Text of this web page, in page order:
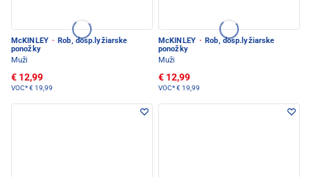
McKINLEY · Rob, dosp.lyžiarske
ponožky
Muži
€ 12,99
VOC*€ 19,99
McKINLEY · Rob, dosp.lyžiarske
ponožky
Muži
€ 12,99
VOC*€ 19,99